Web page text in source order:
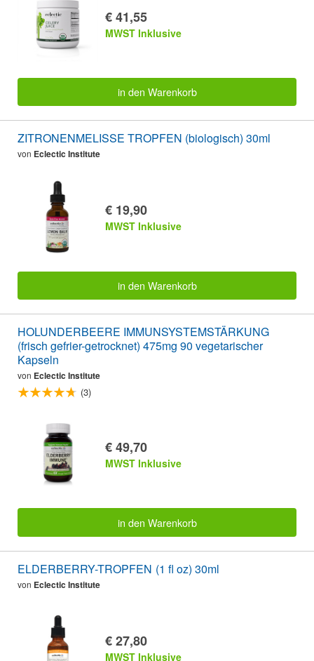
€ 41,55
MWST Inklusive
in den Warenkorb
ZITRONENMELISSE TROPFEN (biologisch) 30ml
von Eclectic Institute
€ 19,90
MWST Inklusive
in den Warenkorb
HOLUNDERBEERE IMMUNSYSTEMSTÄRKUNG
(frisch gefrier-getrocknet) 475mg 90 vegetarischer
Kapseln
von Eclectic Institute
(3)
€ 49,70
MWST Inklusive
in den Warenkorb
ELDERBERRY-TROPFEN (1 fl oz) 30ml
von Eclectic Institute
€ 27,80
MWST Inklusive